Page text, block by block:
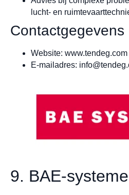
lucht- en
Contactgegevens
Website: www.tendeg.com
E-mailadres:
9. BAE-